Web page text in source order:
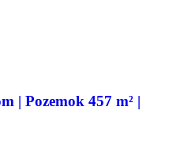
| Pozemok 457 m² |